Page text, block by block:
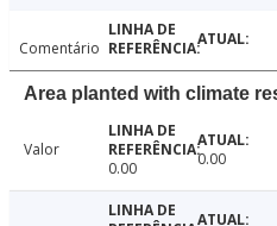
Comentário
Area planted with climate
Valor
0.00
0.00